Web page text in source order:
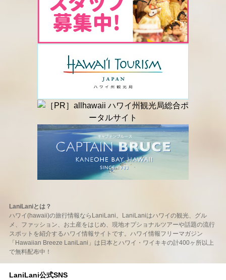
LaniLaniとは？
ハワイ(hawaii)の旅行情報ならLaniLani。LaniLaniはハワイの観光、グル
メ、ファッション、お土産をはじめ、現地オプショナルツアーや話題の流行
スポットを紹介するハワイ情報サイトです。ハワイ情報フリーマガジン
「Hawaiian Breeze LaniLani」は日本とハワイ・ワイキキの計400ヶ所以上
で無料配布中！
LaniLani公式SNS